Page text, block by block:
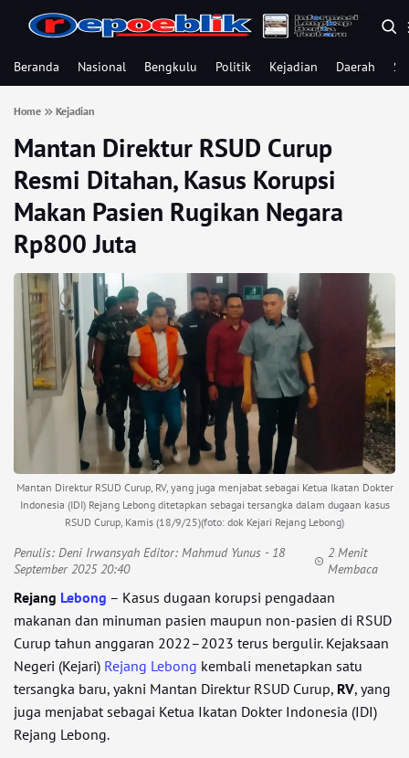
Beranda Nasional Bengkulu Politik Kejadian Daerah
Home Kejadian
Mantan Direktur RSUD Curup
Resmi Ditahan, Kasus Korupsi
Makan Pasien Rugikan Negara
Rp800 Juta
Mantan Direktur RSUD Curup, RV, yang juga menjabat sebagai Ketua Ikatan Dokter
Indonesia (IDI) Rejang Lebong ditetapkan sebagai tersangka dalam dugaan kasus
RSUD Curup, Kamis (18/9/25)(foto: dok Kejari Rejang Lebong)
Penulis: Deni Irwansyah Editor: Mahmud Yunus - 18
September 2025 20:40
2 Menit
Membaca
Rejang Lebong – Kasus dugaan korupsi pengadaan
makanan dan minuman pasien maupun non-pasien di RSUD
Curup tahun anggaran 2022–2023 terus bergulir. Kejaksaan
Negeri (Kejari) Rejang Lebong kembali menetapkan satu
tersangka baru, yakni Mantan Direktur RSUD Curup, RV, yang
juga menjabat sebagai Ketua Ikatan Dokter Indonesia (IDI)
Rejang Lebong.